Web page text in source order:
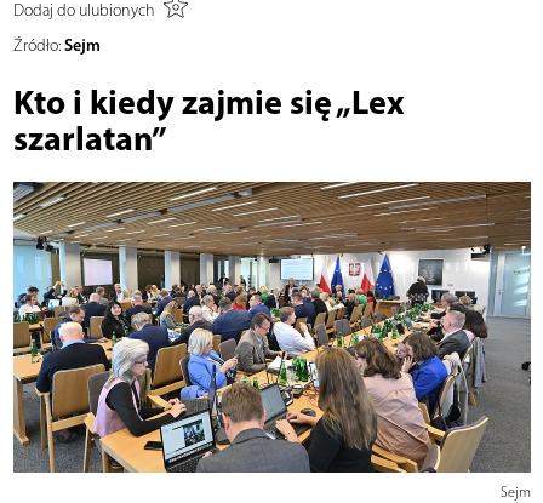
Dodaj do ulubionych
Źródło: Sejm
Kto i kiedy zajmie się „Lex
szarlatan”
Sejm